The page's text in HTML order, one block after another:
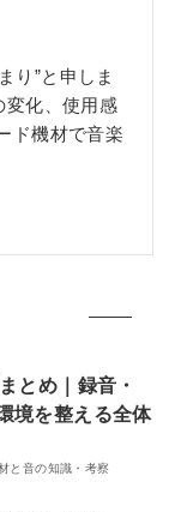
り”と申しま
変化、使用感
ド機材で音楽
とめ｜録音・
境を整える全体
と音の知識・考察